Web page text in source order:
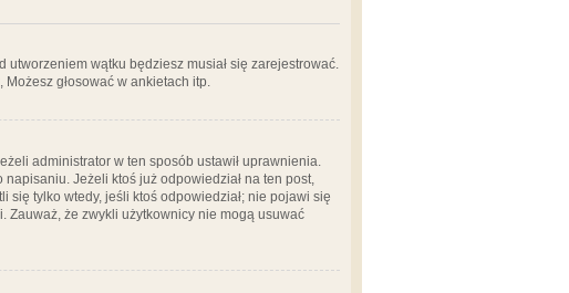
utworzeniem wątku będziesz musiał się zarejestrować.
głosować w ankietach itp.
administrator w ten sposób ustawił uprawnienia.
Jeżeli ktoś już odpowiedział na ten post,
się tylko wtedy, jeśli ktoś odpowiedział; nie pojawi się
Zauważ, że zwykli użytkownicy nie mogą usuwać